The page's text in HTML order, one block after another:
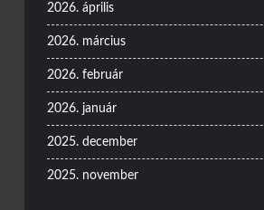
2026. április
2026. március
2026. február
2026. január
2025. december
2025. november